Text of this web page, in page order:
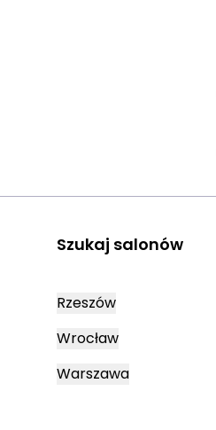
Szukaj salonów
Rzeszów
Wrocław
Warszawa